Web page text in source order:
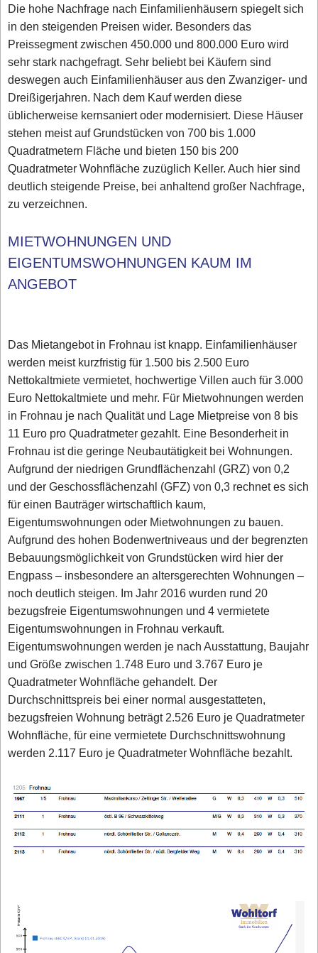
Die hohe Nachfrage nach Einfamilienhäusern spiegelt sich
in den steigenden Preisen wider. Besonders das
Preissegment zwischen 450.000 und 800.000 Euro wird
sehr stark nachgefragt. Sehr beliebt bei Käufern sind
deswegen auch Einfamilienhäuser aus den Zwanziger- und
Dreißigerjahren. Nach dem Kauf werden diese
üblicherweise kernsaniert oder modernisiert. Diese Häuser
stehen meist auf Grundstücken von 700 bis 1.000
Quadratmetern Fläche und bieten 150 bis 200
Quadratmeter Wohnfläche zuzüglich Keller. Auch hier sind
deutlich steigende Preise, bei anhaltend großer Nachfrage,
zu verzeichnen.
MIETWOHNUNGEN UND
EIGENTUMSWOHNUNGEN KAUM IM
ANGEBOT
Das Mietangebot in Frohnau ist knapp. Einfamilienhäuser
werden meist kurzfristig für 1.500 bis 2.500 Euro
Nettokaltmiete vermietet, hochwertige Villen auch für 3.000
Euro Nettokaltmiete und mehr. Für Mietwohnungen werden
in Frohnau je nach Qualität und Lage Mietpreise von 8 bis
11 Euro pro Quadratmeter gezahlt. Eine Besonderheit in
Frohnau ist die geringe Neubautätigkeit bei Wohnungen.
Aufgrund der niedrigen Grundflächenzahl (GRZ) von 0,2
und der Geschossflächenzahl (GFZ) von 0,3 rechnet es sich
für einen Bauträger wirtschaftlich kaum,
Eigentumswohnungen oder Mietwohnungen zu bauen.
Aufgrund des hohen Bodenwertniveaus und der begrenzten
Bebauungsmöglichkeit von Grundstücken wird hier der
Engpass – insbesondere an altersgerechten Wohnungen –
noch deutlich steigen. Im Jahr 2016 wurden rund 20
bezugsfreie Eigentumswohnungen und 4 vermietete
Eigentumswohnungen in Frohnau verkauft.
Eigentumswohnungen werden je nach Ausstattung, Baujahr
und Größe zwischen 1.748 Euro und 3.767 Euro je
Quadratmeter Wohnfläche gehandelt. Der
Durchschnittspreis bei einer normal ausgestatteten,
bezugsfreien Wohnung beträgt 2.526 Euro je Quadratmeter
Wohnfläche, für eine vermietete Durchschnittswohnung
werden 2.117 Euro je Quadratmeter Wohnfläche bezahlt.